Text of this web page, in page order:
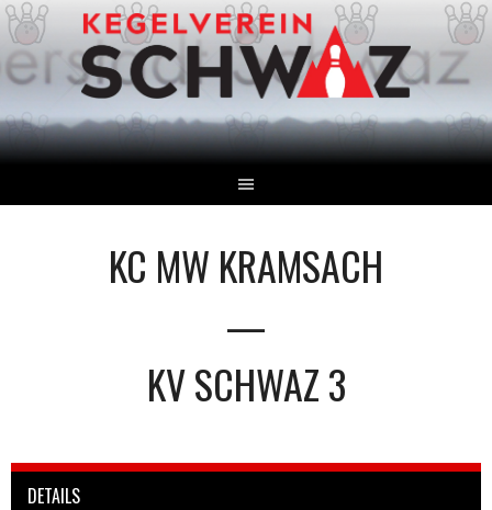
Springe
zum
Inhalt
KC MW KRAMSACH
—
KV SCHWAZ 3
DETAILS